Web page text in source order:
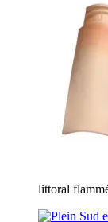
littoral